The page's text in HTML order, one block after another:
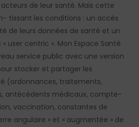
de leur santé. Mais cette
tissant les conditions : un accès
de leurs données de santé et un
user centric ». Mon Espace Santé
service public avec une version
stocker et partager les
(ordonnances, traitements,
antécédents médicaux, compte-
vaccination, constantes de
angulaire » et « augmentée » de